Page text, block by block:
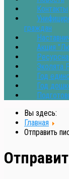
Контакты
граждан
Акция
Эколята
Год
Год
Вы здесь:
Главная
Отправить